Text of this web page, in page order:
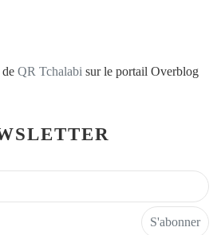
QR Tchalabi sur le portail Overblog